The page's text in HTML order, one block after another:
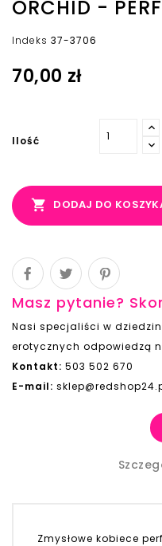
ORCHID -
Indeks 37-3706
70,00 zł
Ilość
 DODAJ DO
Masz pytanie?
Nasi specjaliści w
erotycznych odpowiedzą
Kontakt: 503 502 670
E-mail:
Zmysłowe kobiece